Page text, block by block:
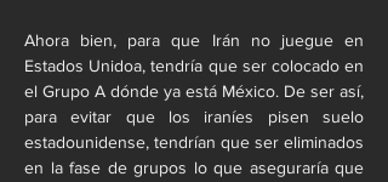
Ahora bien, para que Irán no juegue en
Estados Unidoa, tendría que ser colocado en
el Grupo A dónde ya está México. De ser así,
para evitar que los iraníes pisen suelo
estadounidense, tendrían que ser eliminados
en la fase de grupos lo que aseguraría que